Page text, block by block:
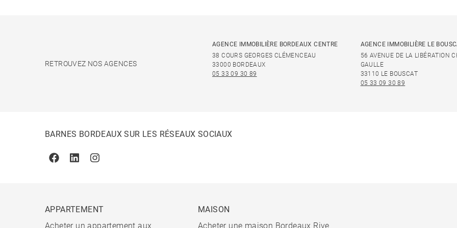
RETROUVEZ NOS AGENCES
AGENCE IMMOBILIÈRE BORDEAUX CENTRE
38 COURS GEORGES CLÉMENCEAU
33000 BORDEAUX
05 33 09 30 89
AGENCE IMMOBILIÈRE LE
56 AVENUE DE LA LIBÉRATION
GAULLE
33110 LE BOUSCAT
05 33 09 30 89
BARNES BORDEAUX SUR LES RÉSEAUX SOCIAUX
FacebookLinkedinInstagram
APPARTEMENT
Acheter un appartement aux
MAISON
Acheter une maison Bordeaux Rive